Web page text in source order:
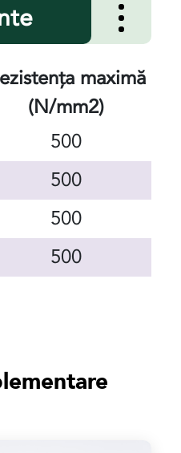
maximă
(N/mm2)
500
500
500
500